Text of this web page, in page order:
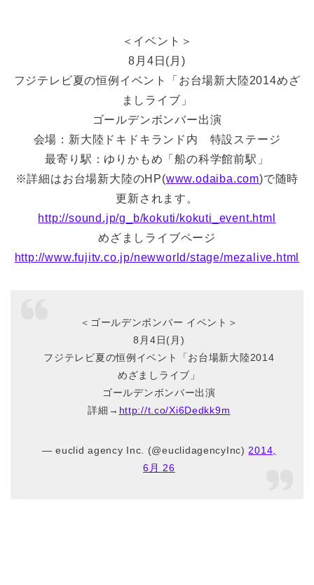
＜イベント＞
8月4日(月)
フジテレビ夏の恒例イベント「お台場新大陸2014めざ
ましライブ」
ゴールデンボンバー出演
会場：新大陸ドキドキランド内 特設ステージ
最寄り駅：ゆりかもめ「船の科学館前駅」
※詳細はお台場新大陸のHP(www.odaiba.com)で随時
更新されます。
http://sound.jp/g_b/kokuti/kokuti_event.html
めざましライブページ
http://www.fujitv.co.jp/newworld/stage/mezalive.html
＜ゴールデンボンバー イベント＞
8月4日(月)
フジテレビ夏の恒例イベント「お台場新大陸2014
めざましライブ」
ゴールデンボンバー出演
詳細→ http://t.co/Xi6Dedkk9m
— euclid agency Inc. (@euclidagencyInc)2014,
6月 26